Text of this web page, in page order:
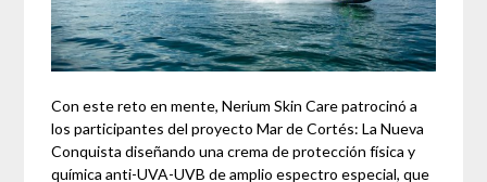
Con este reto en mente, Nerium Skin Care patrocinó a
los participantes del proyecto Mar de Cortés: La Nueva
Conquista diseñando una crema de protección física y
química anti-UVA-UVB de amplio espectro especial, que